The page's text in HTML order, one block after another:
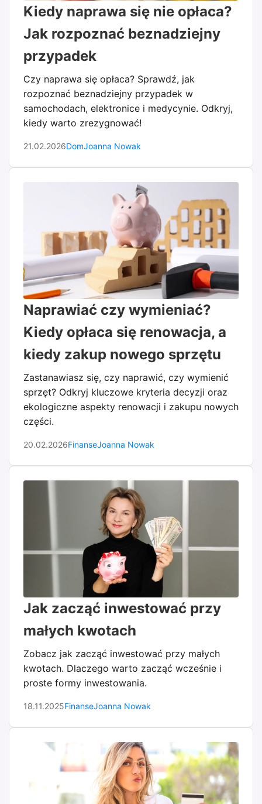
Kiedy naprawa się nie opłaca?
Jak rozpoznać beznadziejny
przypadek
Czy naprawa się opłaca? Sprawdź, jak
rozpoznać beznadziejny przypadek w
samochodach, elektronice i medycynie. Odkryj,
kiedy warto zrezygnować!
21.02.2026DomJoanna Nowak
Naprawiać czy wymieniać?
Kiedy opłaca się renowacja, a
kiedy zakup nowego sprzętu
Zastanawiasz się, czy naprawić, czy wymienić
sprzęt? Odkryj kluczowe kryteria decyzji oraz
ekologiczne aspekty renowacji i zakupu nowych
części.
20.02.2026FinanseJoanna Nowak
Jak zacząć inwestować przy
małych kwotach
Zobacz jak zacząć inwestować przy małych
kwotach. Dlaczego warto zacząć wcześnie i
proste formy inwestowania.
18.11.2025FinanseJoanna Nowak